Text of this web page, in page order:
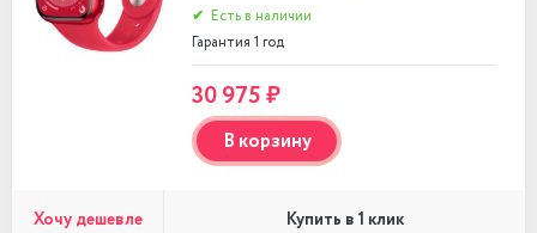
✔ Есть в наличии
Гарантия 1 год
30 975 ₽
В корзину
Хочу дешевле Купить в 1 клик